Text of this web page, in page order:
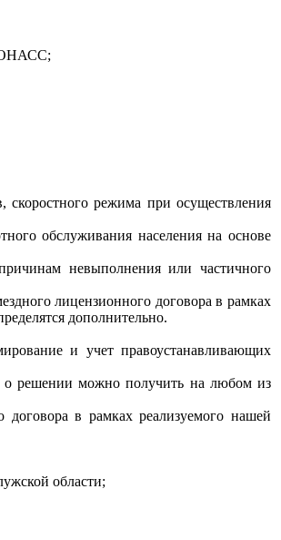
режима при осуществления
обслуживания населения на основе
невыполнения или частичного
лицензионного договора в рамках
дополнительно.
и учет правоустанавливающих
о решении можно получить на любом из
договора в рамках реализуемого нашей
области;